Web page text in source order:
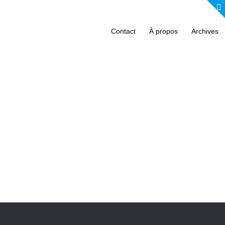
Contact À propos Archives